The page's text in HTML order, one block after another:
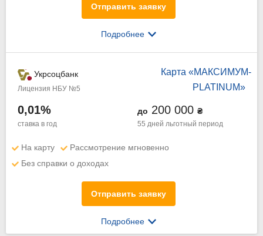
Отправить заявку
Подробнее
Карта «МАКСИМУМ-
PLATINUM»
Укрсоцбанк
Лицензия НБУ №5
0,01%
ставка в год
до 200 000 ₴
55 дней льготный период
На карту
Рассмотрение мгновенно
Без справки о доходах
Отправить заявку
Подробнее